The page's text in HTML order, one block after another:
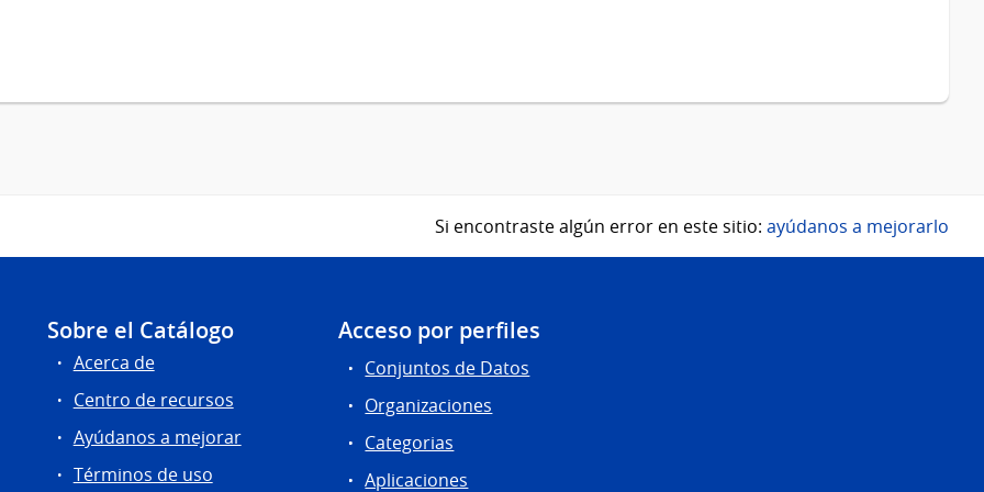
Si encontraste algún error en este sitio: ayúdanos a mejorarlo
Sobre el Catálogo
Acerca de
Centro de recursos
Ayúdanos a mejorar
Términos de uso
Acceso por perfiles
Conjuntos de Datos
Organizaciones
Categorias
Aplicaciones